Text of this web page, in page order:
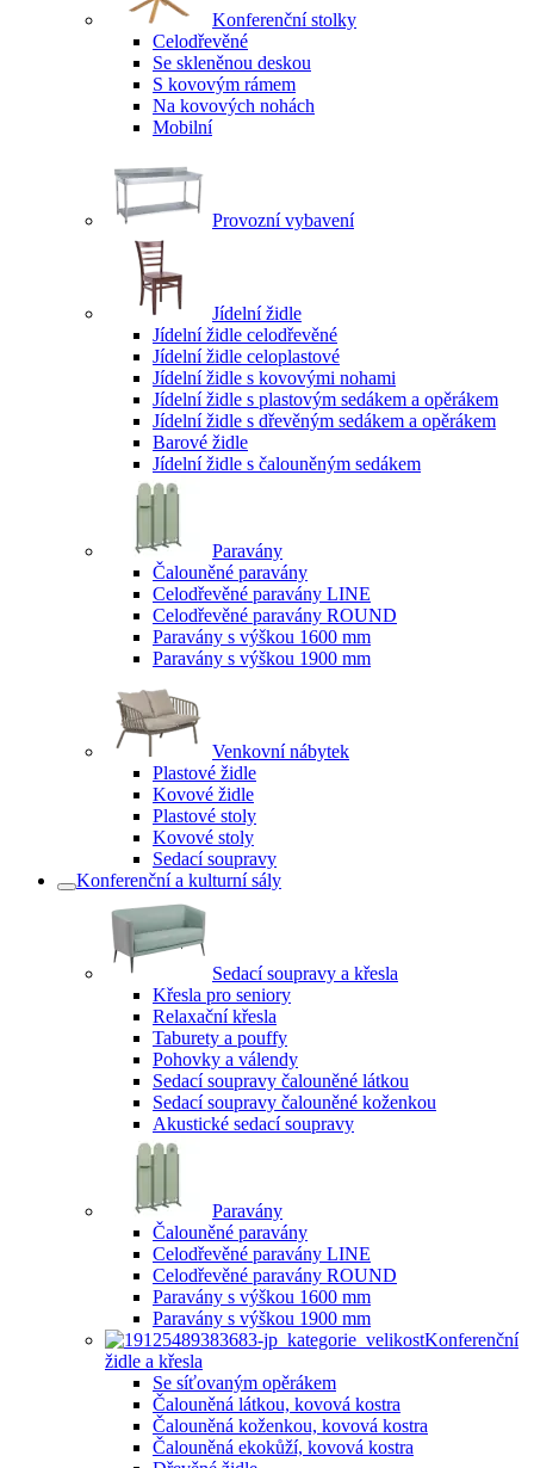
Konferenční stolky
Celodřevěné
Se skleněnou deskou
S kovovým rámem
Na kovových nohách
Mobilní
Provozní vybavení
Jídelní židle
Jídelní židle celodřevěné
Jídelní židle celoplastové
Jídelní židle s kovovými nohami
Jídelní židle s plastovým sedákem a opěrákem
Jídelní židle s dřevěným sedákem a opěrákem
Barové židle
Jídelní židle s čalouněným sedákem
Paravány
Čalouněné paravány
Celodřevěné paravány LINE
Celodřevěné paravány ROUND
Paravány s výškou 1600 mm
Paravány s výškou 1900 mm
Venkovní nábytek
Plastové židle
Kovové židle
Plastové stoly
Kovové stoly
Sedací soupravy
Konferenční a kulturní sály
Sedací soupravy a křesla
Křesla pro seniory
Relaxační křesla
Taburety a pouffy
Pohovky a válendy
Sedací soupravy čalouněné látkou
Sedací soupravy čalouněné koženkou
Akustické sedací soupravy
Paravány
Čalouněné paravány
Celodřevěné paravány LINE
Celodřevěné paravány ROUND
Paravány s výškou 1600 mm
Paravány s výškou 1900 mm
Konferenční
židle a křesla
Se síťovaným opěrákem
Čalouněná látkou, kovová kostra
Čalouněná koženkou, kovová kostra
Čalouněná ekokůží, kovová kostra